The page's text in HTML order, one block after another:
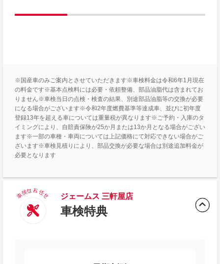
※国産車のみご案内とさせていただきます※車検料金は令和6年1月現在
の料金です※基本点検料には必要・依頼整備、部品油脂代は含まれてお
りません※車検当日の点検・検査の結果、別途部品油脂等の交換が必要
になる場合がございます※令和2年度燃費基準等達成車、並びに初年度
登録13年を超える車については重量税が異なります※ご予約・入庫のタ
イミングにより、自賠責保険が25か月または13か月となる場合がござい
ます※一部の車種・車両については上記価格にて対応できない場合がご
ざいます※車検見積りにより、部品交換が必要な場合は別途追加料金が
必要となります
ジェームス 三軒屋店
車検特典